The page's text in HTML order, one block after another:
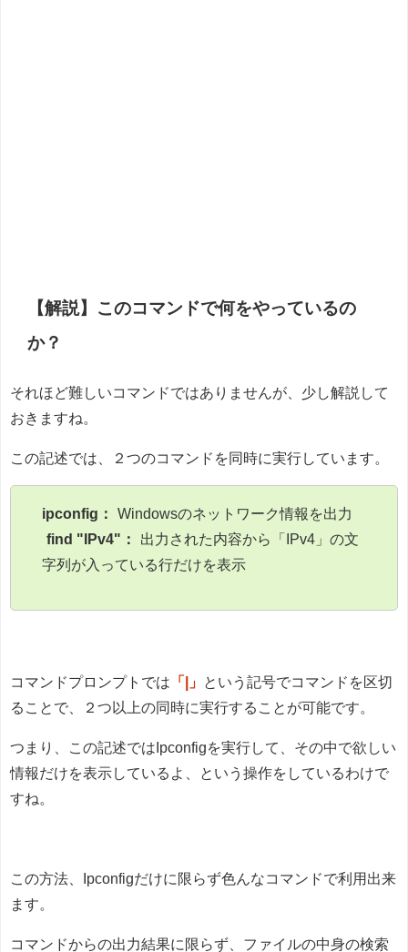
【解説】このコマンドで何をやっているの
か？
それほど難しいコマンドではありませんが、少し解説して
おきますね。
この記述では、２つのコマンドを同時に実行しています。
ipconfig：
Windowsのネットワーク情報を出力
find "IPv4"：
出力された内容から「IPv4」の文
字列が入っている行だけを表示
コマンドプロンプトでは 「|」
という記号でコマンドを区切
ることで、２つ以上の同時に実行することが可能です。
つまり、この記述ではIpconfigを実行して、その中で欲しい
情報だけを表示しているよ、という操作をしているわけで
すね。
この方法、Ipconfigだけに限らず色んなコマンドで利用出来
ます。
コマンドからの出力結果に限らず、ファイルの中身の検索